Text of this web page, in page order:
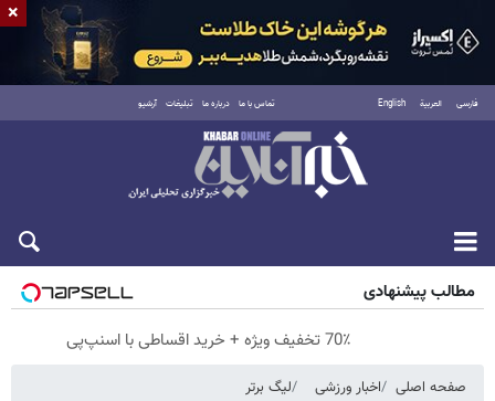
فارسی العربية English تماس با ما درباره ما تبلیغات آرشیو
پنجشنبه ۱۵ مرداد ۱۴۰۵
مطالب پیشنهادی
70٪ تخفیف ویژه + خرید اقساطی با اسنپ‌پی
صفحه اصلی اخبار ورزشی لیگ برتر
×